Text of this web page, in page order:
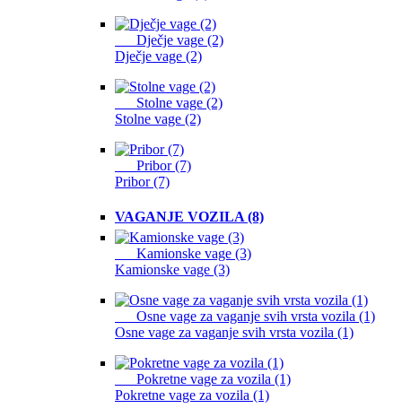
Dječje vage (2)
Dječje vage (2)
Stolne vage (2)
Stolne vage (2)
Pribor (7)
Pribor (7)
VAGANJE VOZILA (8)
Kamionske vage (3)
Kamionske vage (3)
Osne vage za vaganje svih vrsta vozila (1)
Osne vage za vaganje svih vrsta vozila (1)
Pokretne vage za vozila (1)
Pokretne vage za vozila (1)